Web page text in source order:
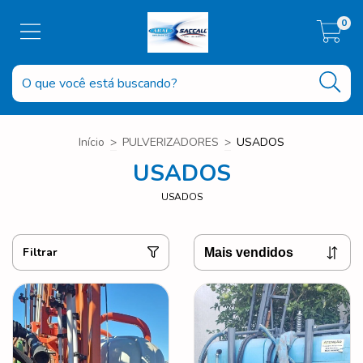
0
Início > PULVERIZADORES > USADOS
USADOS
USADOS
Filtrar